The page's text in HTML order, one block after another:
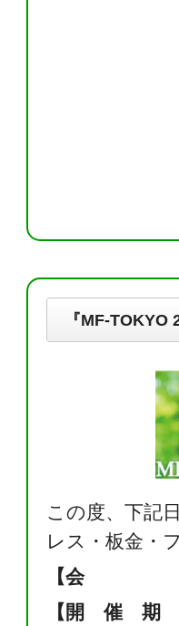
『MF-TOKYO
この度、下記
レス・板金・
【会 場】
【開 催 期